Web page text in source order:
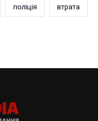
поліція втрата